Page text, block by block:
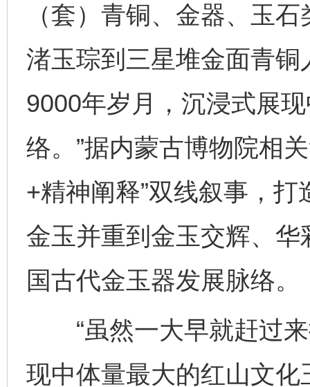
（套）青铜、金器、玉
渚玉琮到三星堆金面青
9000年岁月，沉浸式展
络。”据内蒙古博物院相
+精神阐释”双线叙事，
金玉并重到金玉交辉、
国古代金玉器发展脉络。
“虽然一大早就赶过来
现中体量最大的红山文化